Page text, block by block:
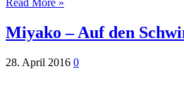
Read More »
Miyako – Auf den
28. April 2016 0